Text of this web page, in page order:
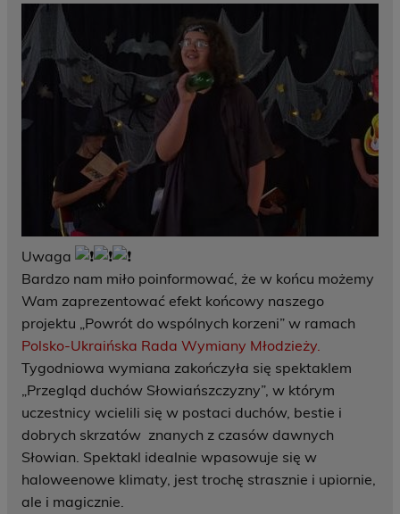
Uwaga
Bardzo nam miło poinformować, że w końcu możemy
Wam zaprezentować efekt końcowy naszego
projektu „Powrót do wspólnych korzeni” w ramach
Polsko-Ukraińska Rada Wymiany Młodzieży.
Tygodniowa wymiana zakończyła się spektaklem
„Przegląd duchów Słowiańszczyzny”, w którym
uczestnicy wcielili się w postaci duchów, bestie i
dobrych skrzatów znanych z czasów dawnych
Słowian. Spektakl idealnie wpasowuje się w
haloweenowe klimaty, jest trochę strasznie i upiornie,
ale i magicznie.